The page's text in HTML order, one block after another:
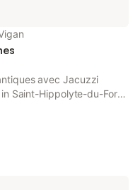
avec Jacuzzi
Saint-Hippolyte-du-Fort
a seasonal outdoor